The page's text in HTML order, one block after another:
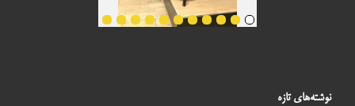
نوشته‌های تازه